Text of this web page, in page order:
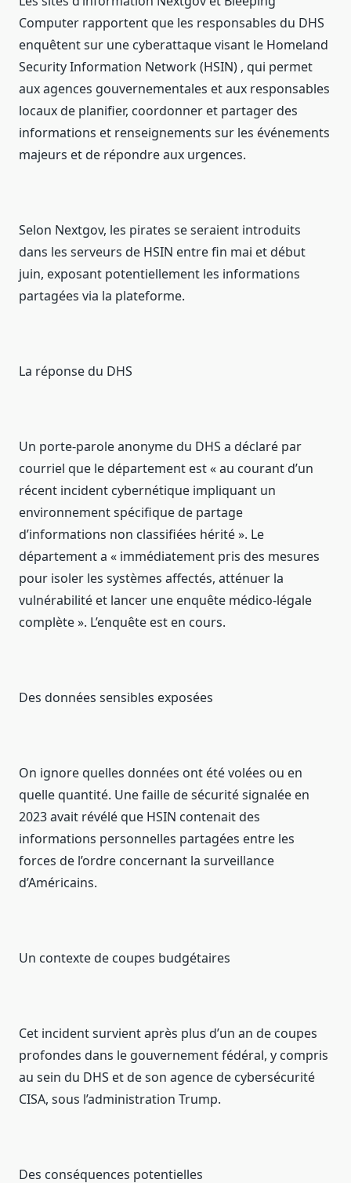
Computer rapportent que les responsables du DHS
enquêtent sur une cyberattaque visant le Homeland
Security Information Network (HSIN) , qui permet
aux agences gouvernementales et aux responsables
locaux de planifier, coordonner et partager des
informations et renseignements sur les événements
majeurs et de répondre aux urgences.
Selon Nextgov, les pirates se seraient introduits
dans les serveurs de HSIN entre fin mai et début
juin, exposant potentiellement les informations
partagées via la plateforme.
La réponse du DHS
Un porte-parole anonyme du DHS a déclaré par
courriel que le département est « au courant d’un
récent incident cybernétique impliquant un
environnement spécifique de partage
d’informations non classifiées hérité ». Le
département a « immédiatement pris des mesures
pour isoler les systèmes affectés, atténuer la
vulnérabilité et lancer une enquête médico-légale
complète ». L’enquête est en cours.
Des données sensibles exposées
On ignore quelles données ont été volées ou en
quelle quantité. Une faille de sécurité signalée en
2023 avait révélé que HSIN contenait des
informations personnelles partagées entre les
forces de l’ordre concernant la surveillance
d’Américains.
Un contexte de coupes budgétaires
Cet incident survient après plus d’un an de coupes
profondes dans le gouvernement fédéral, y compris
au sein du DHS et de son agence de cybersécurité
CISA, sous l’administration Trump.
Des conséquences potentielles